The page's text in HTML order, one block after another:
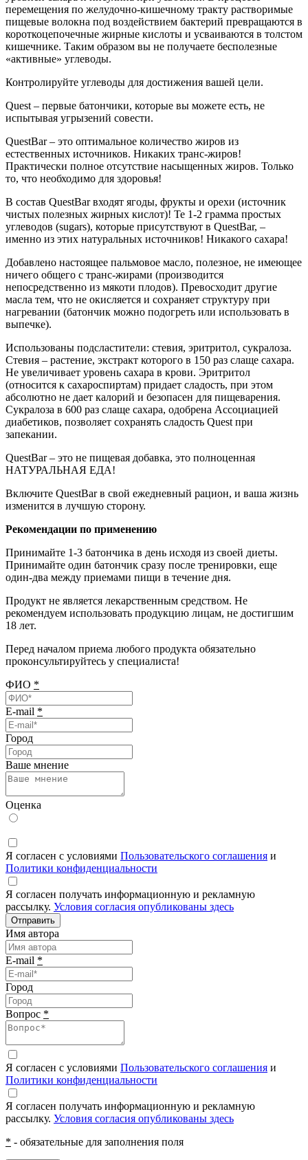
перемещения по желудочно-кишечному тракту растворимые
пищевые волокна под воздействием бактерий превращаются в
короткоцепочечные жирные кислоты и усваиваются в толстом
кишечнике. Таким образом вы не получаете бесполезные
«активные» углеводы.
Контролируйте углеводы для достижения вашей цели.
Quest – первые батончики, которые вы можете есть, не
испытывая угрызений совести.
QuestBar – это оптимальное количество жиров из
естественных источников. Никаких транс-жиров!
Практически полное отсутствие насыщенных жиров. Только
то, что необходимо для здоровья!
В состав QuestBar входят ягоды, фрукты и орехи (источник
чистых полезных жирных кислот)! Те 1-2 грамма простых
углеводов (sugars), которые присутствуют в QuestBar, –
именно из этих натуральных источников! Никакого сахара!
Добавлено настоящее пальмовое масло, полезное, не имеющее
ничего общего с транс-жирами (производится
непосредственно из мякоти плодов). Превосходит другие
масла тем, что не окисляется и сохраняет структуру при
нагревании (батончик можно подогреть или использовать в
выпечке).
Использованы подсластители: стевия, эритритол, сукралоза.
Стевия – растение, экстракт которого в 150 раз слаще сахара.
Не увеличивает уровень сахара в крови. Эритритол
(относится к сахароспиртам) придает сладость, при этом
абсолютно не дает калорий и безопасен для пищеварения.
Сукралоза в 600 раз слаще сахара, одобрена Ассоциацией
диабетиков, позволяет сохранять сладость Quest при
запекании.
QuestBar – это не пищевая добавка, это полноценная
НАТУРАЛЬНАЯ ЕДА!
Включите QuestBar в свой ежедневный рацион, и ваша жизнь
изменится в лучшую сторону.
Рекомендации по применению
Принимайте 1-3 батончика в день исходя из своей диеты.
Принимайте один батончик сразу после тренировки, еще
один-два между приемами пищи в течение дня.
Продукт не является лекарственным средством. Не
рекомендуем использовать продукцию лицам, не достигшим
18 лет.
Перед началом приема любого продукта обязательно
проконсультируйтесь у специалиста!
ФИО *
E-mail *
Город
Ваше мнение
Оценка
Я согласен с условиями Пользовательского соглашения и
Политики конфиденциальности
Я согласен получать информационную и рекламную
рассылку. Условия согласия опубликованы здесь
Отправить
Имя автора
E-mail *
Город
Вопрос *
Я согласен с условиями Пользовательского соглашения и
Политики конфиденциальности
Я согласен получать информационную и рекламную
рассылку. Условия согласия опубликованы здесь
* - обязательные для заполнения поля